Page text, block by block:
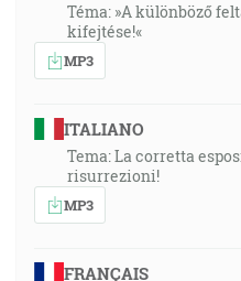
Téma: »A különböző
kifejtése!«
MP3
ITALIANO
Tema: La corretta
risurrezioni!
MP3
FRANÇAIS